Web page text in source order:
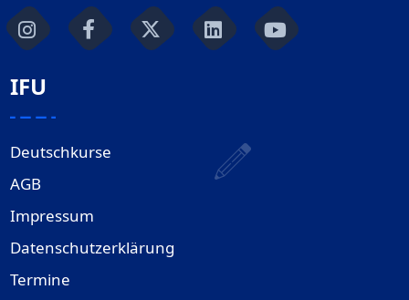
IFU
Deutschkurse
AGB
Impressum
Datenschutzerklärung
Termine